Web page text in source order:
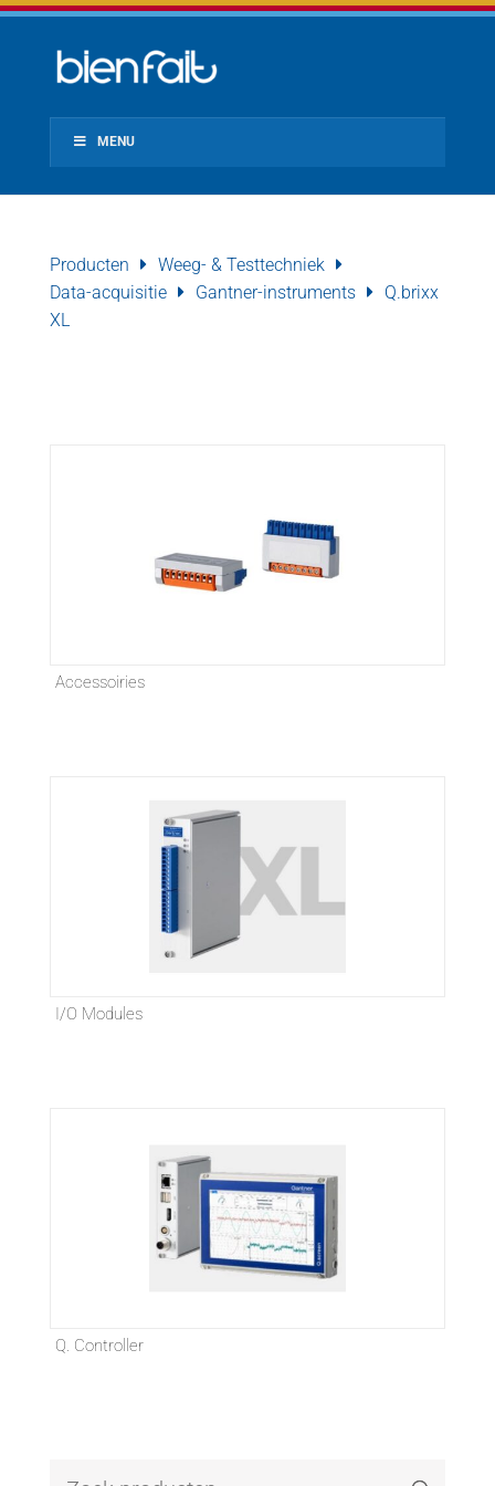
MENU
Producten
Weeg- & Testtechniek
Data-acquisitie
Gantner-instruments
Q.brixx
XL
Accessoiries
I/O Modules
Q. Controller